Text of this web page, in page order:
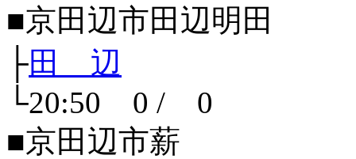
■京田辺市田辺明田
├田 辺
└20:50 0 / 0
■京田辺市薪